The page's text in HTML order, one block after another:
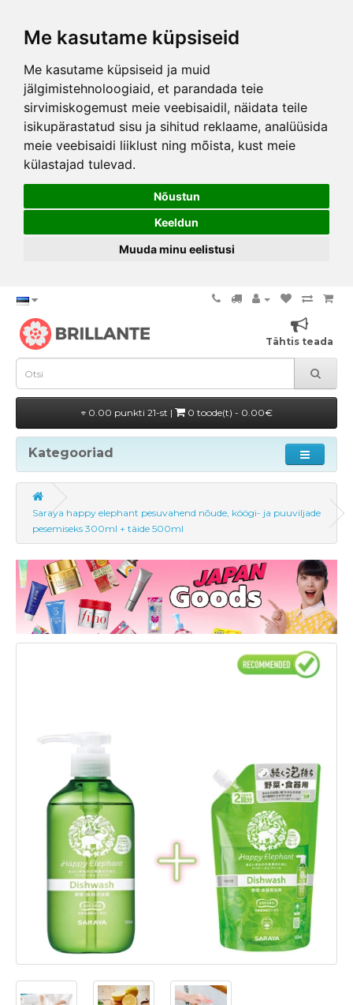
Me kasutame küpsiseid
Me kasutame küpsiseid ja muid
jälgimistehnoloogiaid, et parandada teie
sirvimiskogemust meie veebisaidil, näidata teile
isikupärastatud sisu ja sihitud reklaame, analüüsida
meie veebisaidi liiklust ning mõista, kust meie
külastajad tulevad.
Nõustun
Keeldun
Muuda minu eelistusi
Tähtis teada
0.00 punkti 21-st | 0 toode(t) - 0.00€
Kategooriad
Saraya happy elephant pesuvahend nõude, köögi- ja puuviljade
pesemiseks 300ml + täide 500ml